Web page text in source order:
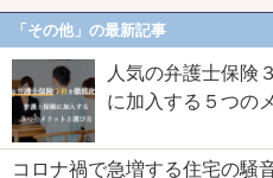
「その他」の最新記事
人気の弁護士保険
に加入する５つの
コロナ禍で急増する住宅の